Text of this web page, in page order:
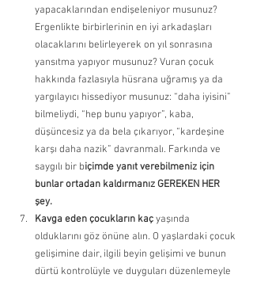
yapacaklarından endişeleniyor musunuz?
Ergenlikte birbirlerinin en iyi arkadaşları
olacaklarını belirleyerek on yıl sonrasına
yansıtma yapıyor musunuz? Vuran çocuk
hakkında fazlasıyla hüsrana uğramış ya da
yargılayıcı hissediyor musunuz: “daha iyisini”
bilmeliydi, “hep bunu yapıyor”, kaba,
düşüncesiz ya da bela çıkarıyor, “kardeşine
karşı daha nazik” davranmalı. Farkında ve
saygılı bir biçimde yanıt verebilmeniz için
bunlar ortadan kaldırmanız GEREKEN HER
şey.
Kavga eden çocukların kaç yaşında
olduklarını göz önüne alın. O yaşlardaki çocuk
gelişimine dair, ilgili beyin gelişimi ve bunun
dürtü kontrolüyle ve duyguları düzenlemeyle